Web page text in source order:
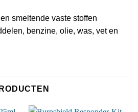
smeltende vaste stoffen
benzine, olie, was, vet en